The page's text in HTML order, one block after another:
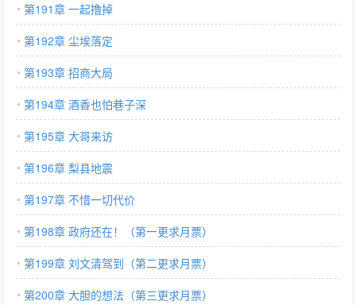
第191章 一起撸掉
第192章 尘埃落定
第193章 招商大局
第194章 酒香也怕巷子深
第195章 大哥来访
第196章 梨县地震
第197章 不惜一切代价
第198章 政府还在！（第一更求月票）
第199章 刘文清驾到（第二更求月票）
第200章 大胆的想法（第三更求月票）